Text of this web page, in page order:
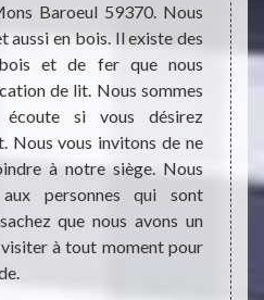
Baroeul 59370. Nous
aussi en bois. Il existe des
et de fer que nous
de lit. Nous sommes
si vous désirez
Nous vous invitons de ne
à notre siège. Nous
aux personnes qui sont
que nous avons un
à tout moment pour
la
la